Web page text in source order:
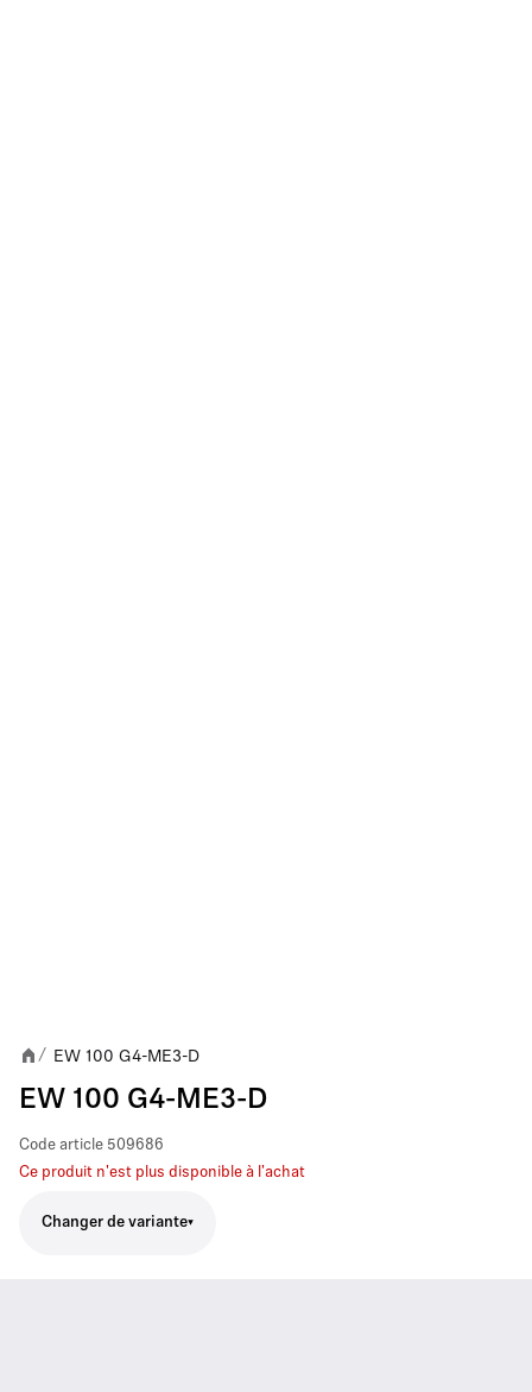
/ EW 100 G4-ME3-D
EW 100 G4-ME3-D
Code article 509686
Ce produit n'est plus disponible à l'achat
Changer de variante